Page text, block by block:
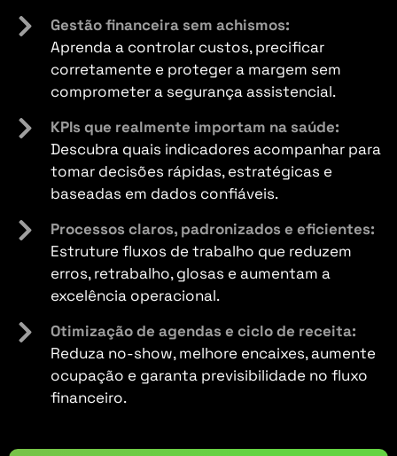
Gestão financeira sem achismos:
Aprenda a controlar custos, precificar
corretamente e proteger a margem sem
comprometer a segurança assistencial.
KPIs que realmente importam na saúde:
Descubra quais indicadores acompanhar para
tomar decisões rápidas, estratégicas e
baseadas em dados confiáveis.
Processos claros, padronizados e eficientes:
Estruture fluxos de trabalho que reduzem
erros, retrabalho, glosas e aumentam a
excelência operacional.
Otimização de agendas e ciclo de receita:
Reduza no-show, melhore encaixes, aumente
ocupação e garanta previsibilidade no fluxo
financeiro.